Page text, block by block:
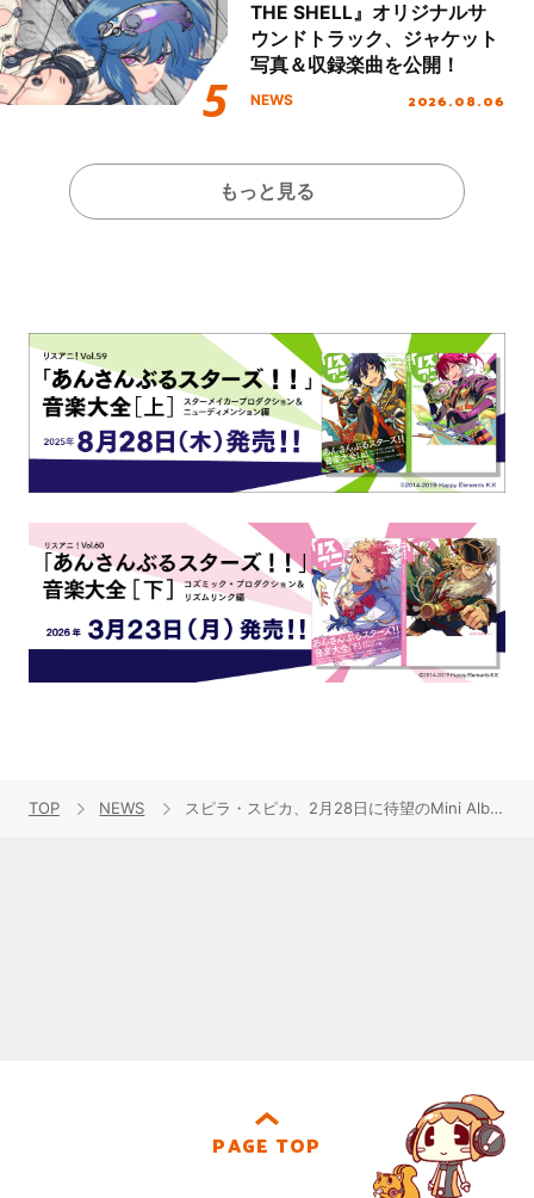
THE SHELL』オリジナルサ
ウンドトラック、ジャケット
写真＆収録楽曲を公開！
NEWS 2026.08.06
もっと見る
TOP NEWS スピラ・スピカ、2月28日に待望のMini Album『未知の設計図』発売決定！アーティスト新ビジュアルやジャケット写真、収録内容を公開！
PAGE TOP